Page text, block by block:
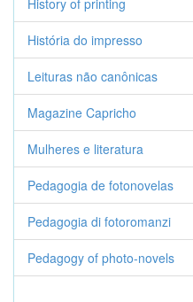
History of printing
História do impresso
Leituras não canônicas
Magazine Capricho
Mulheres e literatura
Pedagogia de fotonovelas
Pedagogia di fotoromanzi
Pedagogy of photo-novels